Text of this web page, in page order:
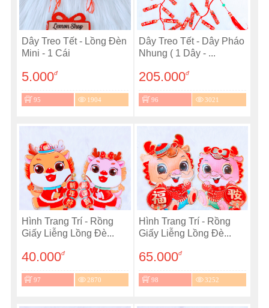
Dây Treo Tết - Lồng Đèn
Mini - 1 Cái
5.000đ
95 1904
Dây Treo Tết - Dây Pháo
Nhung ( 1 Dây - ...
205.000đ
96 3021
Hình Trang Trí - Rồng
Giấy Liễng Lồng Đè...
40.000đ
97 2870
Hình Trang Trí - Rồng
Giấy Liễng Lồng Đè...
65.000đ
98 3252